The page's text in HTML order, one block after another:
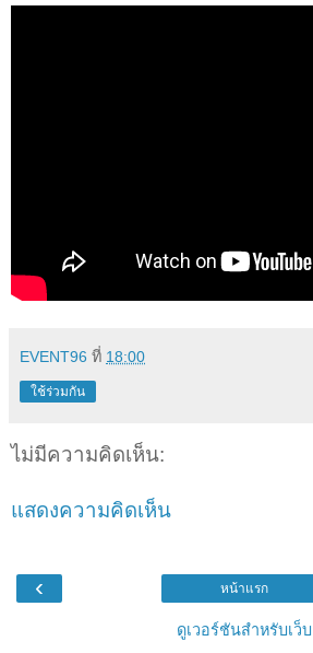
EVENT96 ที่ 18:00
ใช้ร่วมกัน
ไม่มีความคิดเห็น:
แสดงความคิดเห็น
‹ หน้าแรก
ดูเวอร์ชันสำหรับเว็บ